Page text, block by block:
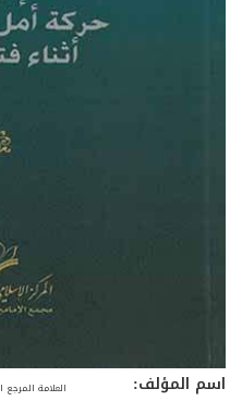
اسم المؤلف: العلامة